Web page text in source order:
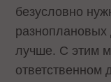
безусловно
лучше. С этим
ответственном